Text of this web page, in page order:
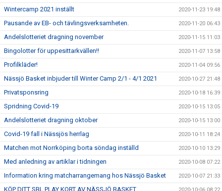
Wintercamp 2021 inställt 2020-11-23 19:48
Pausande av EB- och tävlingsverksamheten. 2020-11-20 06:43
Andelslotteriet dragning november 2020-11-15 11:03
Bingolotter för uppesittarkvällen!! 2020-11-07 13:58
Profilkläder! 2020-11-04 09:56
Nässjö Basket inbjuder till Winter Camp 2/1 - 4/1 2021 2020-10-27 21:48
Privatsponsring 2020-10-18 16:39
Spridning Covid-19 2020-10-15 13:05
Andelslotteriet dragning oktober 2020-10-15 13:00
Covid-19 fall i Nässjös herrlag 2020-10-11 18:24
Matchen mot Norrköping borta söndag inställd 2020-10-10 13:29
Med anledning av artiklar i tidningen 2020-10-08 07:22
Information kring matcharrangemang hos Nässjö Basket 2020-10-07 21:33
KÖP DITT SBL PLAY KORT AV NÄSSJÖ BASKET